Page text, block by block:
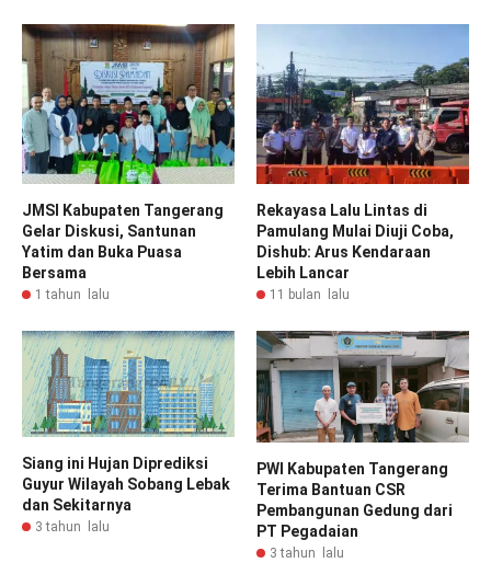
JMSI Kabupaten Tangerang
Gelar Diskusi, Santunan
Yatim dan Buka Puasa
Bersama
1 tahun lalu
Rekayasa Lalu Lintas di
Pamulang Mulai Diuji Coba,
Dishub: Arus Kendaraan
Lebih Lancar
11 bulan lalu
Siang ini Hujan Diprediksi
Guyur Wilayah Sobang Lebak
dan Sekitarnya
3 tahun lalu
PWI Kabupaten Tangerang
Terima Bantuan CSR
Pembangunan Gedung dari
PT Pegadaian
3 tahun lalu